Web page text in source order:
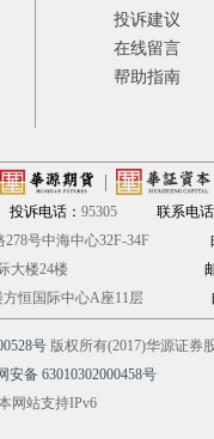
投诉建议
在线留言
帮助指南
投诉电话： 95305 联系电话
278号中海中心32F-34F
震旦国际大楼24楼
方恒国际中心A座11层
号版权所有(2017)华源证券
安备 63010302000458号
网站支持IPv6